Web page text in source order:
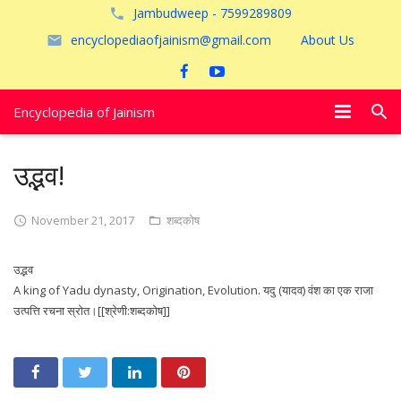
Jambudweep - 7599289809
encyclopediaofjainism@gmail.com
About Us
Encyclopedia of Jainism
पूजायें
अयोध्या
उद्भव!
November 21, 2017 शब्दकोष
उद्भव
A king of Yadu dynasty, Origination, Evolution. यदु (यादव) वंश का एक राजा
उत्पत्ति रचना स्रोत।[[श्रेणी:शब्दकोष]]